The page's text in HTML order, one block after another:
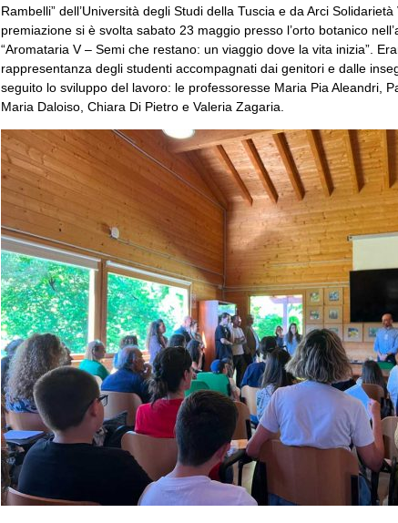
Rambelli” dell’Università degli Studi della Tuscia e da Arci
premiazione si è svolta sabato 23 maggio presso l’orto botanico
“Aromataria V – Semi che restano: un viaggio dove la vita inizia”.
rappresentanza degli studenti accompagnati dai genitori e dalle
seguito lo sviluppo del lavoro: le professoresse Maria Pia Aleandri,
Maria Daloiso, Chiara Di Pietro e Valeria Zagaria.